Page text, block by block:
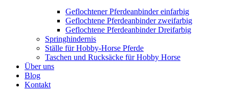
Geflochtener Pferdeanbinder einfarbig
Geflochtene Pferdeanbinder zweifarbig
Geflochtene Pferdeanbinder Dreifarbig
Springhindernis
Ställe für Hobby-Horse Pferde
Taschen und Rucksäcke für Hobby Horse
Über uns
Blog
Kontakt